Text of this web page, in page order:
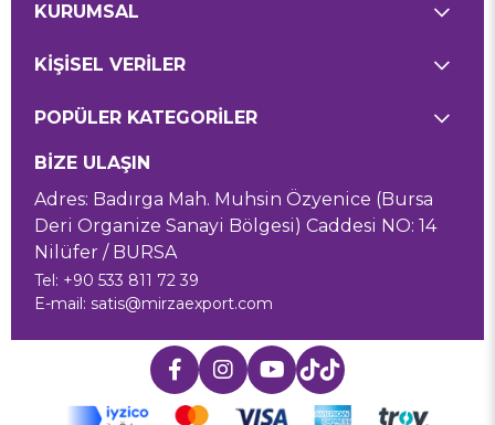
KURUMSAL
KİŞİSEL VERİLER
POPÜLER KATEGORİLER
BİZE ULAŞIN
Adres: Badırga Mah. Muhsin Özyenice (Bursa
Deri Organize Sanayi Bölgesi) Caddesi NO: 14
Nilüfer / BURSA
Tel: +90 533 811 72 39
E-mail: satis@mirzaexport.com